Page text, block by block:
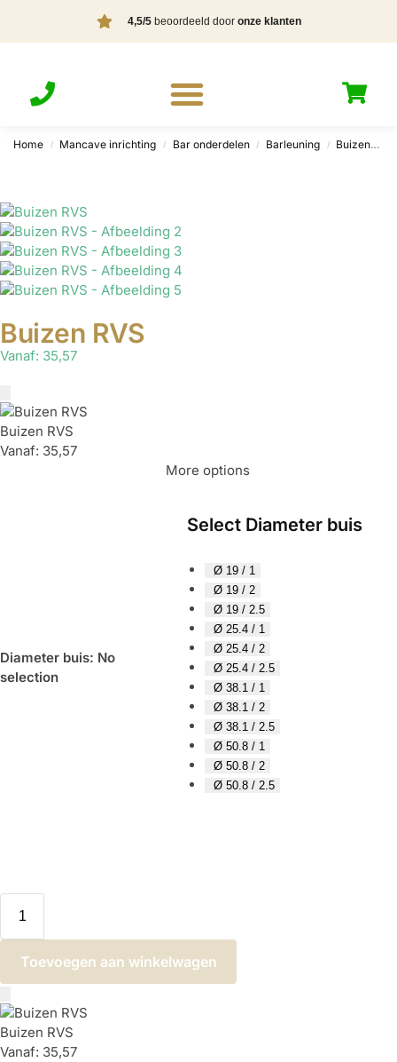
4,5/5beoordeeld door onze klanten
Home / Mancave inrichting / Bar onderdelen / Barleuning / Buizen
Buizen RVS
Vanaf: 35,57
Buizen RVS
Vanaf: 35,57
Diameter buis: No
selection
More options
Select Diameter buis
Ø 19 / 1
Ø 19 / 2
Ø 19 / 2.5
Ø 25.4 / 1
Ø 25.4 / 2
Ø 25.4 / 2.5
Ø 38.1 / 1
Ø 38.1 / 2
Ø 38.1 / 2.5
Ø 50.8 / 1
Ø 50.8 / 2
Ø 50.8 / 2.5
Toevoegen aan winkelwagen
Buizen RVS
Vanaf: 35,57